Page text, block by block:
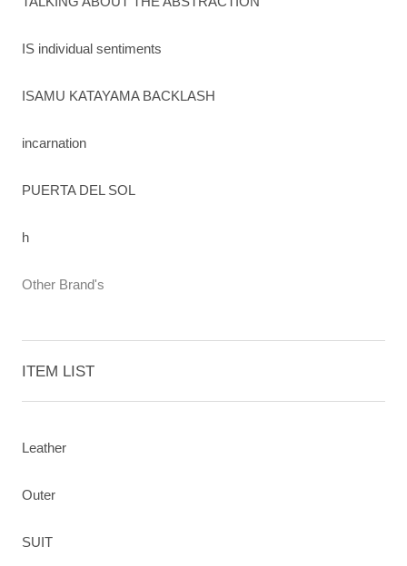
IS individual sentiments
ISAMU KATAYAMA BACKLASH
incarnation
PUERTA DEL SOL
h
Other Brand's
ITEM LIST
Leather
Outer
SUIT